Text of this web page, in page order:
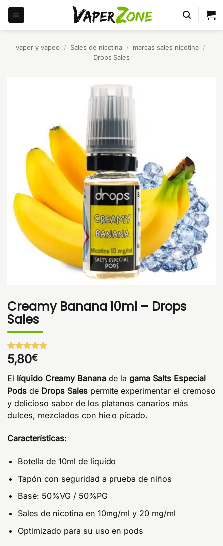
Saltar
contenido
vaper y vapeo / Sales de nicotina / marcas sales nicotina /
Drops Sales
Creamy Banana 10ml – Drops
Sales
Valorado
con5de 5
en base a
1
valoración
de un
5,80€
El líquido Creamy Banana de la gama Salts Especial
Pods de Drops Sales permite experimentar el cremoso
y delicioso sabor de los plátanos canarios más
dulces, mezclados con hielo picado.
Características:
Botella de 10ml de líquido
Tapón con seguridad a prueba de niños
Base: 50%VG / 50%PG
Sales de nicotina en 10mg/ml y 20 mg/ml
Optimizado para su uso en pods